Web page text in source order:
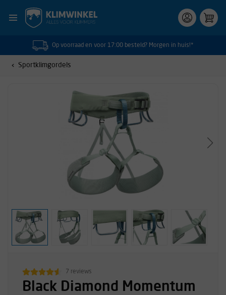
Op voorraad en voor 17:00 besteld? Morgen in huis!*
Sportklimgordels
7 reviews
Black Diamond Momentum